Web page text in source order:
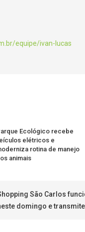
equipe/ivan-lucas
Ecológico recebe
elétricos e
rotina de manejo
animais
São Carlos
domingo e